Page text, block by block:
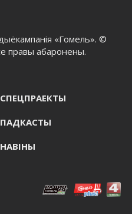
«Гомель». ©
правы абаронены.
СПЕЦПРАЕКТЫ
ПАДКАСТЫ
НАВIНЫ